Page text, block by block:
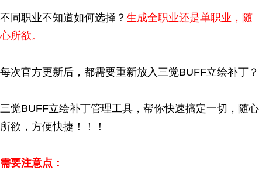
不同职业不知道如何选择？ 生成全职业还是单职业，随
心所欲。
每次官方更新后，都需要重新放入三觉BUFF立绘补丁？
三觉BUFF立绘补丁管理工具，帮你快速搞定一切，随心
所欲，方便快捷！！！
需要注意点：